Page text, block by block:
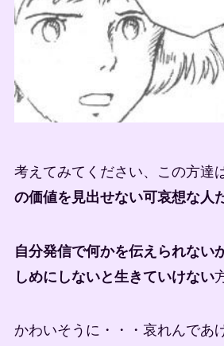
考えてみてください、この方達
の価値を見出せない可哀想な人
自分発信で何かを伝えられない
しめにしないと生きていけない
かわいそうに・・・哀れんであ